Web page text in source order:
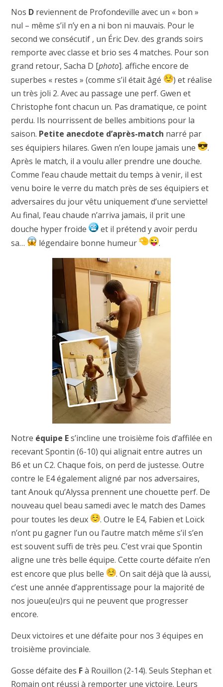
Nos Dreviennent de Profondeville avec un « bon »
nul – même s’il n’y en a ni bon ni mauvais. Pour le
second we consécutif , un Éric Dev. des grands soirs
remporte avec classe et brio ses 4 matches. Pour son
grand retour, Sacha D [photo]. affiche encore de
superbes « restes » (comme s’il était âgé
) et réalise
un très joli 2. Avec au passage une perf. Gwen et
Christophe font chacun un. Pas dramatique, ce point
perdu. Ils nourrissent de belles ambitions pour la
saison. Petite anecdote d’après-match narré par
ses équipiers hilares. Gwen n’en loupe jamais une
.
Après le match, il a voulu aller prendre une douche.
Comme l’eau chaude mettait du temps à venir, il est
venu boire le verre du match près de ses équipiers et
adversaires du jour vêtu uniquement d’une serviette!
Au final, l’eau chaude n’arriva jamais, il prit une
douche hyper froide
et il prétend y avoir perdu
sa…
légendaire bonne humeur .
Notre équipe Es’incline une troisième fois d’affilée en
recevant Spontin (6-10) qui alignait entre autres un
B6 et un C2. Chaque fois, on perd de justesse. Outre
contre le E4 également aligné par nos adversaires,
tant Anouk qu’Alyssa prennent une chouette perf. De
nouveau quel beau samedi avec le match des Dames
pour toutes les deux
. Outre le E4, Fabien et Loïck
n’ont pu gagner l’un ou l’autre match même s’il s’en
est souvent suffi de très peu. C’est vrai que Spontin
aligne une très belle équipe. Cette courte défaite n’en
est encore que plus belle
. On sait déjà que là aussi,
c’est une année d’apprentissage pour la majorité de
nos joueu(eu)rs qui ne peuvent que progresser
encore.
Deux victoires et une défaite pour nos 3 équipes en
troisième provinciale.
Gosse défaite des Fà Rouillon (2-14). Seuls Stephan et
Romain ont réussi à remporter une victoire. Leurs